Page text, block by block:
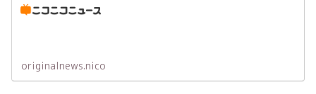
originalnews.nico